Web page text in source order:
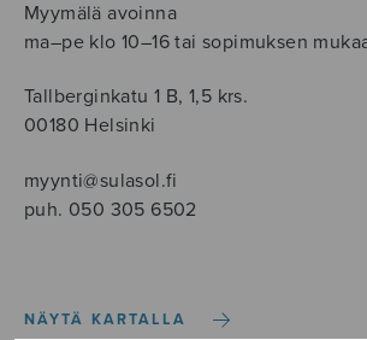
Myymälä avoinna
ma–pe klo 10–16 tai sopimuksen
Tallberginkatu 1 B, 1,5 krs.
00180 Helsinki
myynti@sulasol.fi
puh. 050 305 6502
NÄYTÄ KARTALLA